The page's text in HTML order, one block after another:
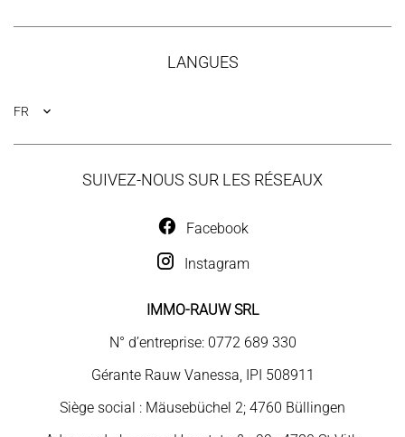
LANGUES
FR
SUIVEZ-NOUS SUR LES RÉSEAUX
Facebook
Instagram
IMMO-RAUW SRL
N° d’entreprise: 0772 689 330
Gérante Rauw Vanessa, IPI 508911
Siège social : Mäusebüchel 2; 4760 Büllingen